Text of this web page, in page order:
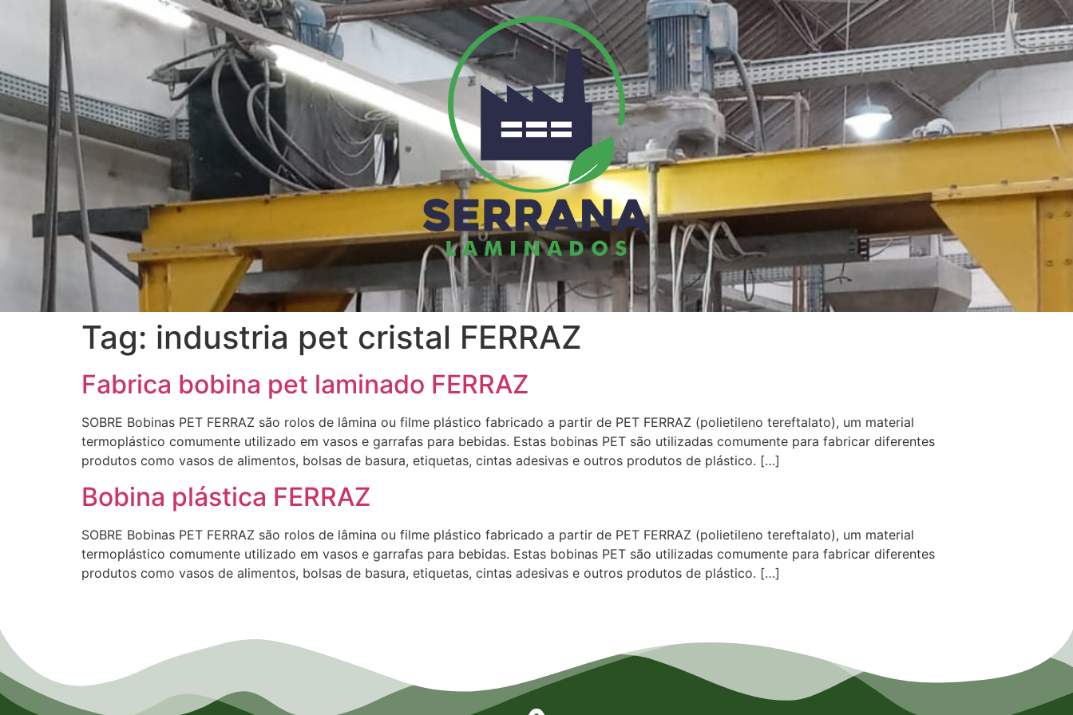
Tag: industria pet cristal FERRAZ
Fabrica bobina pet laminado FERRAZ
SOBRE Bobinas PET FERRAZ são rolos de lâmina ou filme plástico fabricado a partir de PET FERRAZ (polietileno tereftalato), um material
termoplástico comumente utilizado em vasos e garrafas para bebidas. Estas bobinas PET são utilizadas comumente para fabricar diferentes
produtos como vasos de alimentos, bolsas de basura, etiquetas, cintas adesivas e outros produtos de plástico. […]
Bobina plástica FERRAZ
SOBRE Bobinas PET FERRAZ são rolos de lâmina ou filme plástico fabricado a partir de PET FERRAZ (polietileno tereftalato), um material
termoplástico comumente utilizado em vasos e garrafas para bebidas. Estas bobinas PET são utilizadas comumente para fabricar diferentes
produtos como vasos de alimentos, bolsas de basura, etiquetas, cintas adesivas e outros produtos de plástico. […]